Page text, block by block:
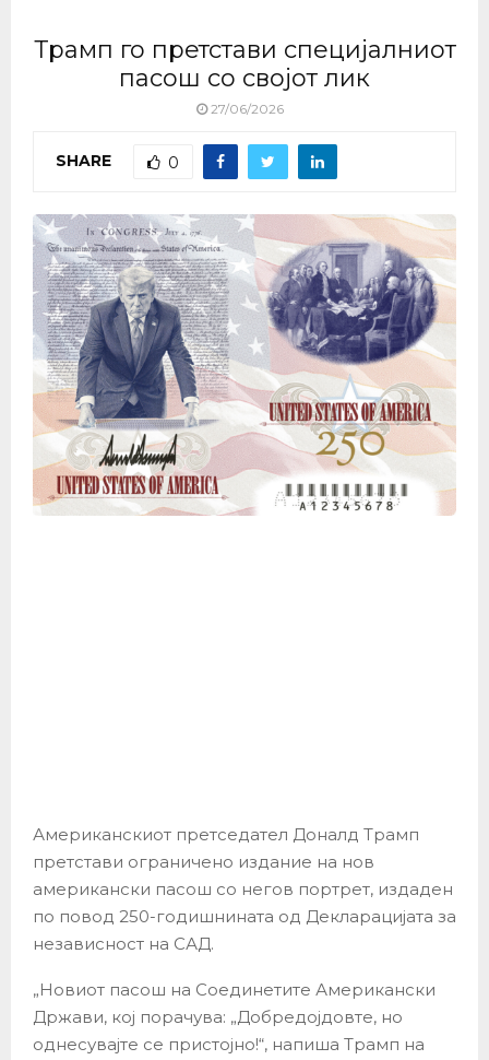
Трамп го претстави специјалниот
пасош со својот лик
27/06/2026
SHARE 0
Американскиот претседател Доналд Трамп
претстави ограничено издание на нов
американски пасош со негов портрет, издаден
по повод 250-годишнината од Декларацијата за
независност на САД.
„Новиот пасош на Соединетите Американски
Држави, кој порачува: „Добредојдовте, но
однесувајте се пристојно!“, напиша Трамп на